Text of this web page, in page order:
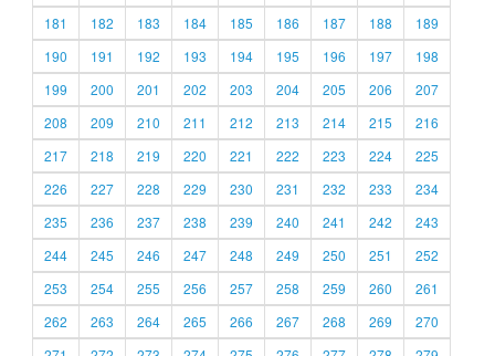
181
182 183 184 185 186 187 188
189
190
191 192 193 194 195 196 197
198
199
200 201 202 203 204 205 206
207
208
209 210 211 212 213 214 215
216
217
218 219 220 221 222 223 224
225
226
227 228 229 230 231 232 233
234
235
236 237 238 239 240 241 242
243
244
245 246 247 248 249 250 251
252
253
254 255 256 257 258 259 260
261
262
263 264 265 266 267 268 269
270